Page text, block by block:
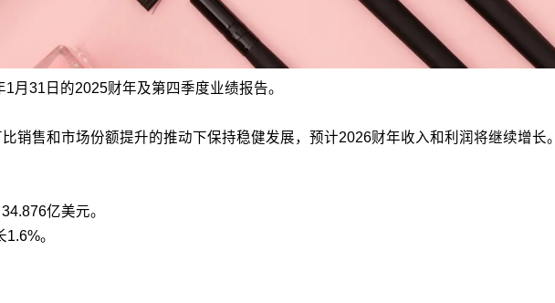
月31日的2025财年及第四季度业绩报告。
销售和市场份额提升的推动下保持稳健发展，预计2026财年收入和利润将继续增长。
亿美元。
。